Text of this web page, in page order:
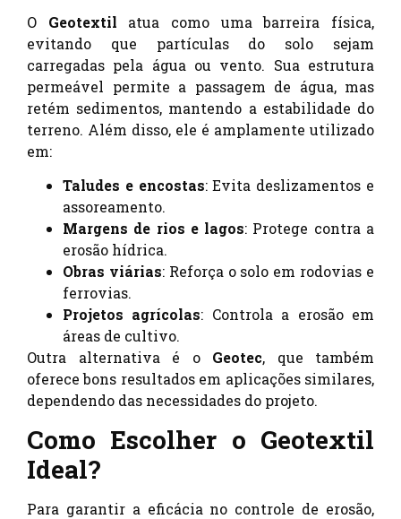
O Geotextil atua como uma barreira física,
evitando que partículas do solo sejam
carregadas pela água ou vento. Sua estrutura
permeável permite a passagem de água, mas
retém sedimentos, mantendo a estabilidade do
terreno. Além disso, ele é amplamente utilizado
em:
Taludes e encostas: Evita deslizamentos e
assoreamento.
Margens de rios e lagos: Protege contra a
erosão hídrica.
Obras viárias: Reforça o solo em rodovias e
ferrovias.
Projetos agrícolas: Controla a erosão em
áreas de cultivo.
Outra alternativa é o Geotec, que também
oferece bons resultados em aplicações similares,
dependendo das necessidades do projeto.
Como Escolher o Geotextil
Ideal?
Para garantir a eficácia no controle de erosão,